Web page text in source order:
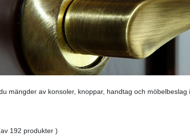
mängder av konsoler, knoppar, handtag och
192 produkter )